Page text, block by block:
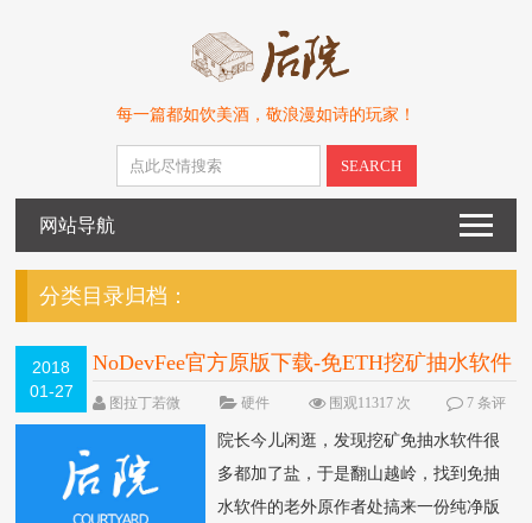
每一篇都如饮美酒，敬浪漫如诗的玩家！
SEARCH
网站导航
分类目录归档：
2018
01-27
NoDevFee官方原版下载-免ETH挖矿抽水软件
图拉丁若微 硬件 围观11317 次
7 条评
论
院长今儿闲逛，发现挖矿免抽水软件很
多都加了盐，于是翻山越岭，找到免抽
水软件的老外原作者处搞来一份纯净版